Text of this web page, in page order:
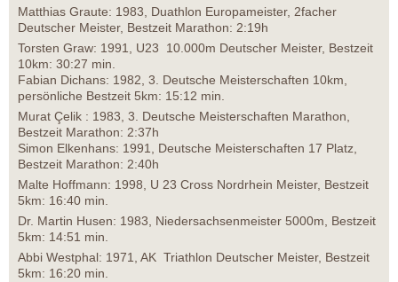
Matthias Graute: 1983, Duathlon Europameister, 2facher
Deutscher Meister, Bestzeit Marathon: 2:19h
Torsten Graw: 1991, U23 10.000m Deutscher Meister, Bestzeit
10km: 30:27 min.
Fabian Dichans: 1982, 3. Deutsche Meisterschaften 10km,
persönliche Bestzeit 5km: 15:12 min.
Murat Çelik : 1983, 3. Deutsche Meisterschaften Marathon,
Bestzeit Marathon: 2:37h
Simon Elkenhans: 1991, Deutsche Meisterschaften 17 Platz,
Bestzeit Marathon: 2:40h
Malte Hoffmann: 1998, U 23 Cross Nordrhein Meister, Bestzeit
5km: 16:40 min.
Dr. Martin Husen: 1983, Niedersachsenmeister 5000m, Bestzeit
5km: 14:51 min.
Abbi Westphal: 1971, AK Triathlon Deutscher Meister, Bestzeit
5km: 16:20 min.